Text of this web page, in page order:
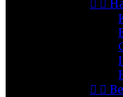
 
 